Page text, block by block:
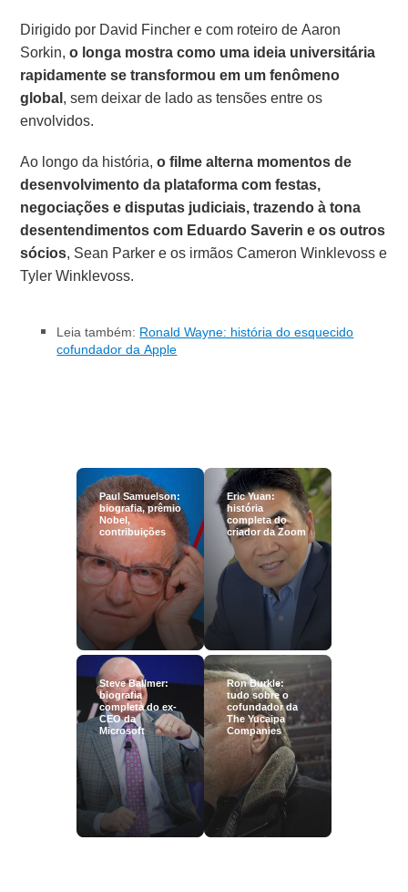
Dirigido por David Fincher e com roteiro de Aaron
Sorkin,o longa mostra como uma ideia universitária
rapidamente se transformou em um fenômeno
global, sem deixar de lado as tensões entre os
envolvidos.
Ao longo da história,o filme alterna momentos de
desenvolvimento da plataforma com festas,
negociações e disputas judiciais, trazendo à tona
desentendimentos com Eduardo Saverin e os outros
sócios, Sean Parker e os irmãos Cameron Winklevoss e
Tyler Winklevoss.
Leia também: Ronald Wayne: história do esquecido
cofundador da Apple
Paul Samuelson:
biografia, prêmio
Nobel,
contribuições
Eric Yuan:
história
completa do
criador da Zoom
Steve Ballmer:
biografia
completa do ex-
CEO da
Microsoft
Ron Burkle:
tudo sobre o
cofundador da
The Yucaipa
Companies